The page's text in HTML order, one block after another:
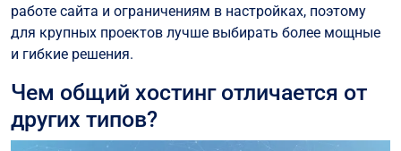
работе сайта и ограничениям в настройках, поэтому
для крупных проектов лучше выбирать более мощные
и гибкие решения.
Чем общий хостинг отличается от
других типов?